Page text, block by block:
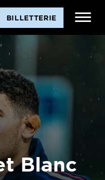
BILLETTERIE
Blanc